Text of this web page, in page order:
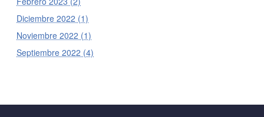
Diciembre 2022 (1)
Noviembre 2022 (1)
Septiembre 2022 (4)